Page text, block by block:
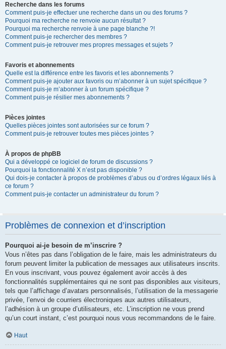
Recherche dans les forums
Comment puis-je effectuer une recherche dans un ou des forums ?
Pourquoi ma recherche ne renvoie aucun résultat ?
Pourquoi ma recherche renvoie à une page blanche ?!
Comment puis-je rechercher des membres ?
Comment puis-je retrouver mes propres messages et sujets ?
Favoris et abonnements
Quelle est la différence entre les favoris et les abonnements ?
Comment puis-je ajouter aux favoris ou m’abonner à un sujet spécifique ?
Comment puis-je m’abonner à un forum spécifique ?
Comment puis-je résilier mes abonnements ?
Pièces jointes
Quelles pièces jointes sont autorisées sur ce forum ?
Comment puis-je retrouver toutes mes pièces jointes ?
À propos de phpBB
Qui a développé ce logiciel de forum de discussions ?
Pourquoi la fonctionnalité X n’est pas disponible ?
Qui dois-je contacter à propos de problèmes d’abus ou d’ordres légaux liés à
ce forum ?
Comment puis-je contacter un administrateur du forum ?
Problèmes de connexion et d’inscription
Pourquoi ai-je besoin de m’inscrire ?
Vous n’êtes pas dans l’obligation de le faire, mais les administrateurs du
forum peuvent limiter la publication de messages aux utilisateurs inscrits.
En vous inscrivant, vous pouvez également avoir accès à des
fonctionnalités supplémentaires qui ne sont pas disponibles aux visiteurs,
tels que l’affichage d’avatars personnalisés, l’utilisation de la messagerie
privée, l’envoi de courriers électroniques aux autres utilisateurs,
l’adhésion à un groupe d’utilisateurs, etc. L’inscription ne vous prend
qu’un court instant, c’est pourquoi nous vous recommandons de le faire.
Haut